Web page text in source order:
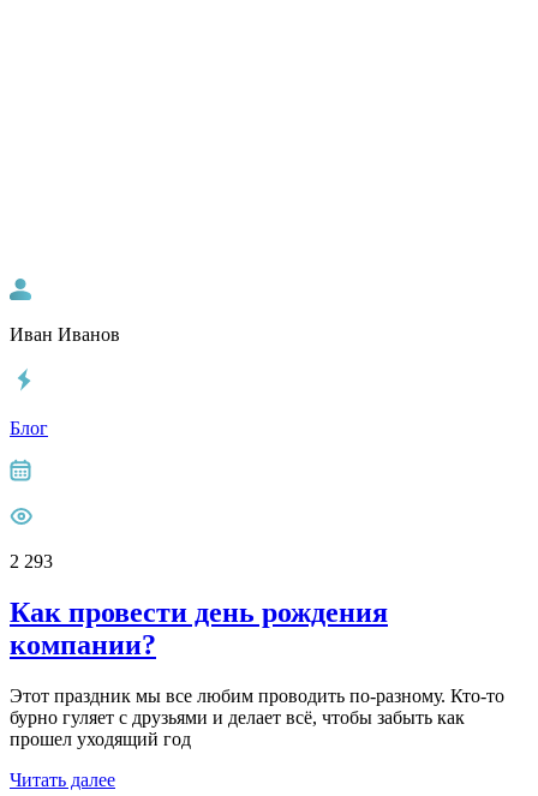
Иван Иванов
Блог
2 293
Как провести день рождения
компании?
Этот праздник мы все любим проводить по-разному. Кто-то
бурно гуляет с друзьями и делает всё, чтобы забыть как
прошел уходящий год
Читать далее